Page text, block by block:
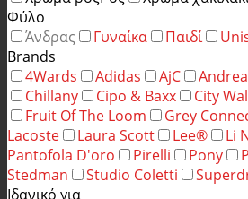
Φύλο
Άνδρας
Γυναίκα Παιδί
Brands
4Wards
Adidas AjC
Chillany
Cipo & Baxx City
Fruit Of The Loom
Grey
Lacoste
Laura Scott Lee® Li
Pantofola D'oro
Pirelli Pony
Stedman
Studio Coletti
Ιδανικό για